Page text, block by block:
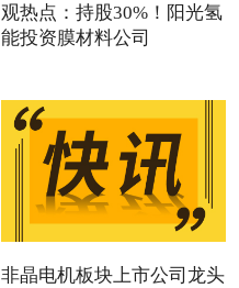
观热点：持股30%！阳光氢
能投资膜材料公司
非晶电机板块上市公司龙头